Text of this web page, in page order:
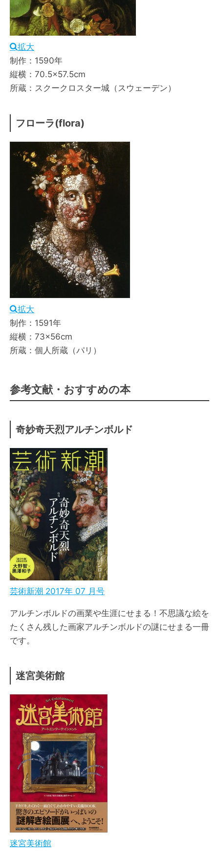
拡大
制作：1590年
縦横：70.5×57.5cm
所蔵：スクークロスター城（スウェーデン）
フローラ(flora)
拡大
制作：1591年
縦横：73×56cm
所蔵：個人所蔵（パリ）
参考文献・おすすめの本
奇妙奇天烈アルチンボルド
芸術新潮 2017年 07 月号
アルチンボルドの画業や生涯にせまる！不思議な絵を
たくさん残した画家アルチンボルドの謎にせまる一冊
です。
迷宮美術館
迷宮美術館